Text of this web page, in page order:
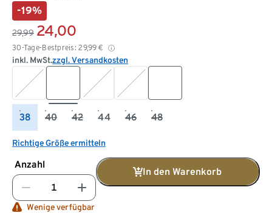
-19%
29,99 24,00
30-Tage-Bestpreis: 29,99 €
inkl. MwSt.zzgl. Versandkosten
38 40 42 44 46 48
Richtige Größe ermitteln
Anzahl
In den Warenkorb
Wenige verfügbar